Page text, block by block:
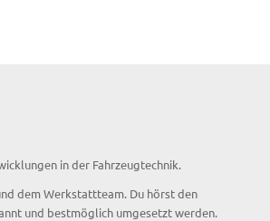
in der Fahrzeugtechnik.
dem Werkstattteam. Du hörst den
und bestmöglich umgesetzt werden.